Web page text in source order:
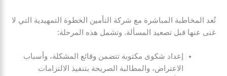
تُعد المخاطبة المباشرة مع شركة التأمين الخطوة التمهيدية التي لا
غنى عنها قبل تصعيد المسألة. وتشمل هذه المرحلة:
إعداد شكوى مكتوبة تتضمن وقائع المشكلة، وأسباب
الاعتراض، والمطالبة الصريحة بتنفيذ الالتزامات